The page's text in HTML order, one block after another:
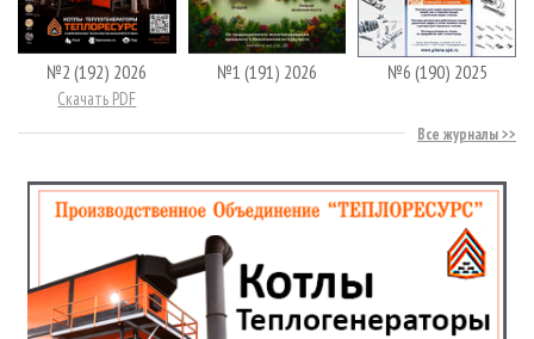
№2 (192) 2026
Скачать PDF
№1 (191) 2026 №6 (190) 2025
Все журналы